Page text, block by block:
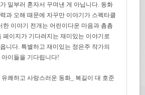
일부러 혼자서 꾸며낸 게 아닙니다. 동화
과 오해 때문에 자꾸만 이야기가 스펙타클
한 이야기 전개는 어린이다운 마음과 촘촘
페이지가 기다려지는 재미있는 이야기로
니다. 특별하고 재미있는 정은주 작가의
이들을 기다립니다!
쾌하고 사랑스러운 동화_ 복길이 대 호준